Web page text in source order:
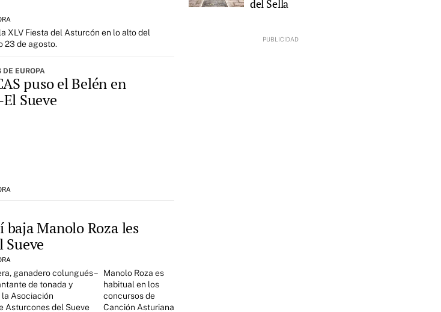
XLV Fiesta del Asturcón en lo alto del
23 de agosto.
EUROPA
puso el Belén en
Sueve
baja Manolo Roza les
Sueve
ganadero colungués –
de tonada y
Asociación
Asturcones del Sueve
Manolo Roza es
habitual en los
concursos de
Canción Asturiana
del Sella